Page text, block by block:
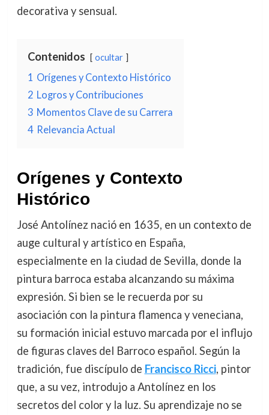
decorativa y sensual.
Contenidos ocultar
1 Orígenes y Contexto Histórico
2 Logros y Contribuciones
3 Momentos Clave de su Carrera
4 Relevancia Actual
Orígenes y Contexto
Histórico
José Antolínez nació en 1635, en un contexto de
auge cultural y artístico en España,
especialmente en la ciudad de Sevilla, donde la
pintura barroca estaba alcanzando su máxima
expresión. Si bien se le recuerda por su
asociación con la pintura flamenca y veneciana,
su formación inicial estuvo marcada por el influjo
de figuras claves del Barroco español. Según la
tradición, fue discípulo de Francisco Ricci, pintor
que, a su vez, introdujo a Antolínez en los
secretos del color y la luz. Su aprendizaje no se